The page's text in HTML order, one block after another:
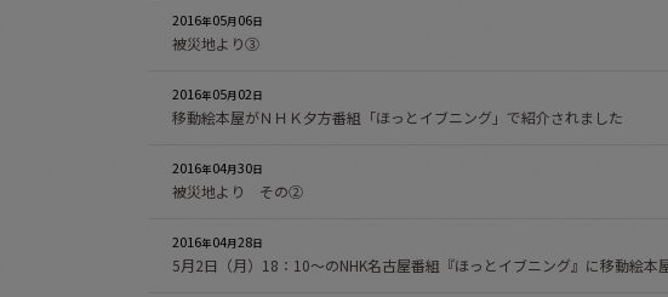
2016年05月06日
被災地より③
2016年05月02日
移動絵本屋がＮＨＫ夕方番組「ほっとイブニング」で紹介されました
2016年04月30日
被災地より その②
2016年04月28日
5月2日（月）18：10～のNHK名古屋番組『ほっとイブニング』に移動絵本